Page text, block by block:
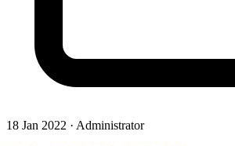
18 Jan 2022 · Administrator